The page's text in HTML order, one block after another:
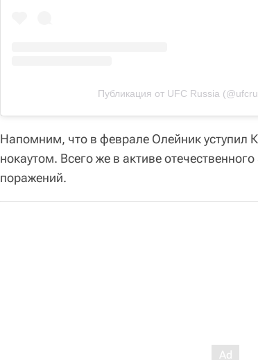
Публикация от UFC Russia
Напомним, что в феврале Олейник уступил
нокаутом. Всего же в активе
поражений.